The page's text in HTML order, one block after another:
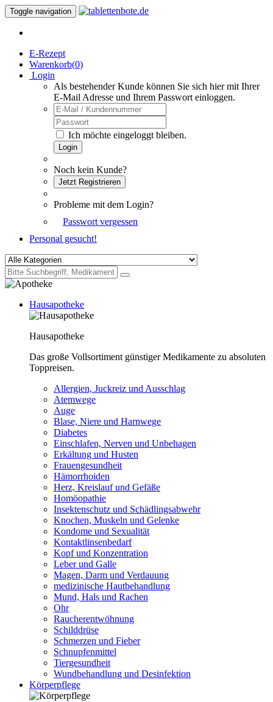
Toggle navigation
E-Rezept
Warenkorb(0)
Login
Als bestehender Kunde können Sie sich hier mit Ihrer
E-Mail Adresse und Ihrem Passwort einloggen.
Ich möchte eingeloggt bleiben.
Login
Noch kein Kunde?
Jetzt Registrieren
Probleme mit dem Login?
Passwort vergessen
Personal gesucht!
Hausapotheke
Hausapotheke
Das große Vollsortiment günstiger Medikamente zu absoluten
Toppreisen.
Allergien, Juckreiz und Ausschlag
Atemwege
Auge
Blase, Niere und Harnwege
Diabetes
Einschlafen, Nerven und Unbehagen
Erkältung und Husten
Frauengesundheit
Hämorrhoiden
Herz, Kreislauf und Gefäße
Homöopathie
Insektenschutz und Schädlingsabwehr
Knochen, Muskeln und Gelenke
Kondome und Sexualität
Kontaktlinsenbedarf
Kopf und Konzentration
Leber und Galle
Magen, Darm und Verdauung
medizinische Hautbehandlung
Mund, Hals und Rachen
Ohr
Raucherentwöhnung
Schilddrüse
Schmerzen und Fieber
Schnupfenmittel
Tiergesundheit
Wundbehandlung und Desinfektion
Körperpflege